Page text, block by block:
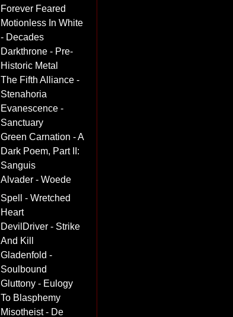
Forever Feared
Motionless In White
- Decades
Darkthrone - Pre-
Historic Metal
The Fifth Alliance -
Stenahoria
Evanescence -
Sanctuary
Green Carnation - A
Dark Poem, Part II:
Sanguis
Alvader - Woede
Spell - Wretched
Heart
DevilDriver - Strike
And Kill
Gladenfold -
Soulbound
Gluttony - Eulogy
To Blasphemy
Misotheist - De